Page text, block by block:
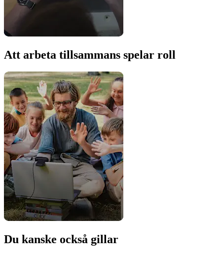
Att arbeta tillsammans spelar roll
Du kanske också gillar